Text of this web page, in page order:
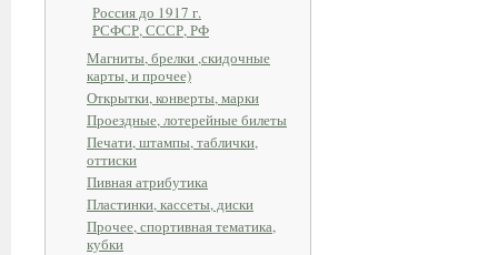
Россия до 1917 г.
РСФСР, СССР, РФ
Магниты, брелки ,скидочные
карты, и прочее)
Открытки, конверты, марки
Проездные, лотерейные билеты
Печати, штампы, таблички,
оттиски
Пивная атрибутика
Пластинки, кассеты, диски
Прочее, спортивная тематика,
кубки